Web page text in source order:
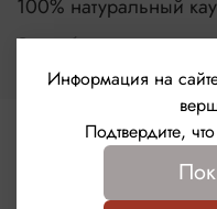
Цилиндрическая
Гипоаллергенная
Толщина стенки –
Номинальные
100% натуральный
Страна бренда
Германия
Отзывы
Отзывов еще никто не
Информация на
Подтвердите,